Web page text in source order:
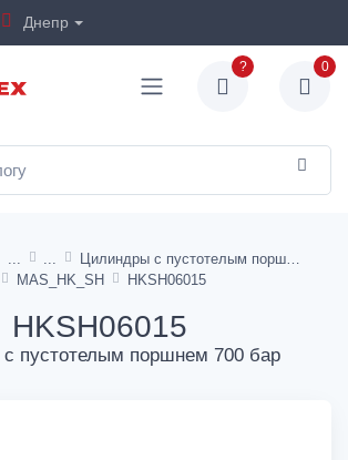
Днепр
? 0
MAS_HK_SH
HKSH06015
HKSH06015
пустотелым поршнем 700 бар